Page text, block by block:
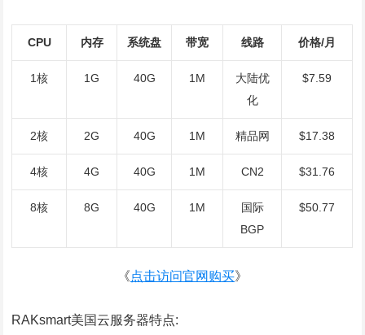
CPU 内存 系统盘 带宽 线路 价格/月
1核 1G 40G 1M
大陆优
化
$7.59
2核 2G 40G 1M 精品网 $17.38
4核 4G 40G 1M CN2 $31.76
8核 8G 40G 1M
国际
BGP
$50.77
《点击访问官网购买》
RAKsmart美国云服务器特点: